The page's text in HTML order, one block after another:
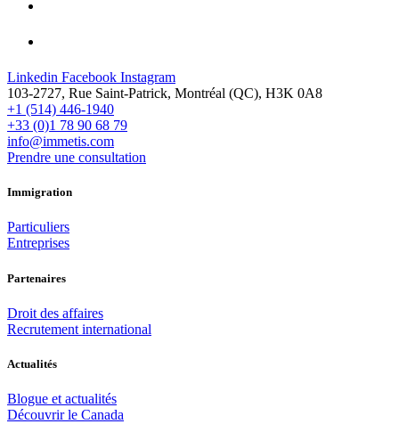
Linkedin Facebook Instagram
103-2727, Rue Saint-Patrick, Montréal (QC), H3K 0A8
+1 (514) 446-1940
+33 (0)1 78 90 68 79
info@immetis.com
Prendre une consultation
Immigration
Particuliers
Entreprises
Partenaires
Droit des affaires
Recrutement international
Actualités
Blogue et actualités
Découvrir le Canada